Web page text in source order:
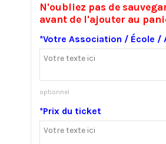
N'oubliez pas de
avant de l'ajouter au
*Votre Association / École /
optionnel
*Prix du ticket